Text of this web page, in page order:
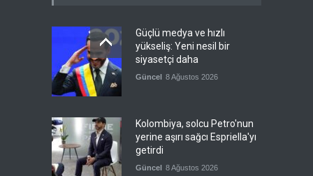
Güçlü medya ve hızlı
yükseliş: Yeni nesil bir
siyasetçi daha
Güncel 8 Ağustos 2026
Kolombiya, solcu Petro'nun
yerine aşırı sağcı Espriella'yı
getirdi
Güncel 8 Ağustos 2026